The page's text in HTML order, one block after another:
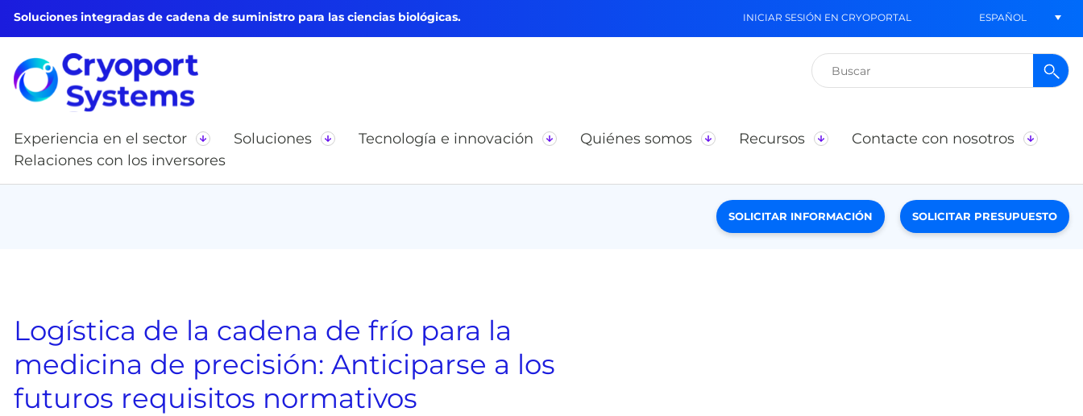
Soluciones integradas de cadena de suministro para las ciencias biológicas. INICIAR SESIÓN EN CRYOPORTAL ESPAÑOL
Buscar:
Experiencia en el sector Soluciones Tecnología e innovación Quiénes somos Recursos
Contacte con nosotros
Relaciones con los inversores
SOLICITAR INFORMACIÓN SOLICITAR PRESUPUESTO
Logística de la cadena de frío para la
medicina de precisión: Anticiparse a los
futuros requisitos normativos